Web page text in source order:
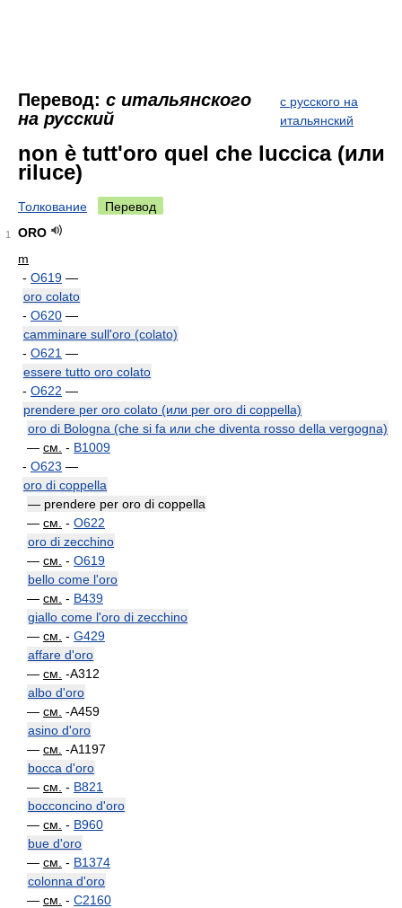
Перевод: с итальянского
на русский
с русского на
итальянский
non è tutt'oro quel che luccica (или
riluce)
Толкование Перевод
1
ORO
m
- O619 —
oro colato
- O620 —
camminare sull'oro (colato)
- O621 —
essere tutto oro colato
- O622 —
prendere per oro colato (или per oro di coppella)
oro di Bologna (che si fa или che diventa rosso della vergogna)
— см. - B1009
- O623 —
oro di coppella
— prendere per oro di coppella
— см. - O622
oro di zecchino
— см. - O619
bello come l'oro
— см. - B439
giallo come l'oro di zecchino
— см. - G429
affare d'oro
— см. -A312
albo d'oro
— см. -A459
asino d'oro
— см. -A1197
bocca d'oro
— см. - B821
bocconcino d'oro
— см. - B960
bue d'oro
— см. - B1374
colonna d'oro
— см. - C2160